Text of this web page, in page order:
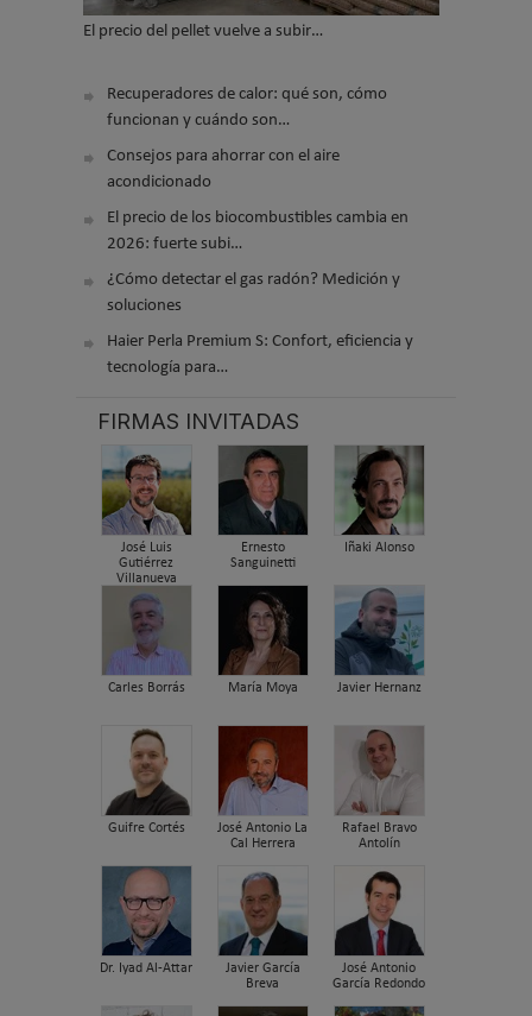
El precio del pellet vuelve a subir…
Recuperadores de calor: qué son, cómo
funcionan y cuándo son…
Consejos para ahorrar con el aire
acondicionado
El precio de los biocombustibles cambia en
2026: fuerte subi…
¿Cómo detectar el gas radón? Medición y
soluciones
Haier Perla Premium S: Confort, eficiencia y
tecnología para…
FIRMAS INVITADAS
José Luis
Gutiérrez
Villanueva
Ernesto
Sanguinetti
Iñaki Alonso
Carles Borrás María Moya Javier Hernanz
Guifre Cortés
José Antonio La
Cal Herrera
Rafael Bravo
Antolín
Dr. Iyad Al-Attar
Javier García
Breva
José Antonio
García Redondo